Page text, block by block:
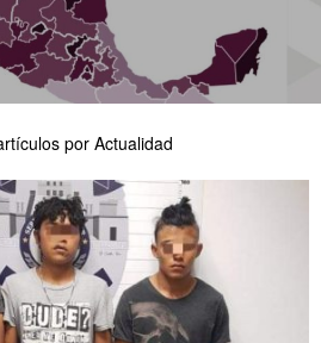
por Actualidad